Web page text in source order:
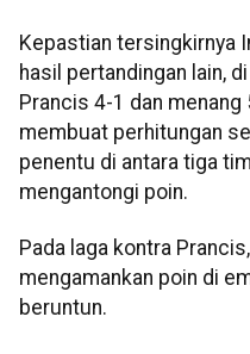
Kepastian tersingkirnya
hasil pertandingan lain,
Prancis 4-1 dan
membuat perhitungan
penentu di antara tiga
mengantongi poin.
Pada laga kontra
mengamankan poin di
beruntun.